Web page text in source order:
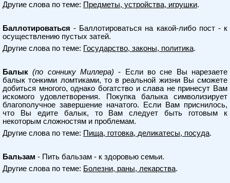
Другие слова по теме: Предметы, устройства, игрушки.
Баллотироваться - Баллотироваться на какой-либо пост - к
осуществлению пустых затей.
Другие слова по теме: Государство, законы, политика.
Балык (по соннику Миллера) - Если во сне Вы нарезаете
балык тонкими ломтиками, то в реальной жизни Вы сможете
добиться многого, однако богатство и слава не принесут Вам
искомого удовлетворения. Покупка балыка символизирует
благополучное завершение начатого. Если Вам приснилось,
что Вы едите балык, то Вам следует быть готовым к
некоторым сложностям и проблемам.
Другие слова по теме: Пища, готовка, деликатесы, посуда.
Бальзам - Пить бальзам - к здоровью семьи.
Другие слова по теме: Болезни, раны, лекарства.